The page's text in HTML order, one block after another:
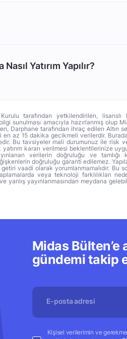
Yatırım Yapılır?
tarafından yetkilendirilen, lisanslı
sunulması amacıyla hazırlanmış olup
Darphane tarafından ihraç edilen Altın
en az 15 dakika gecikmeli verilerdir.
Bu tavsiyeler mali durumunuz ile risk
kararı verilmesi beklentilerinize
verilerin doğruluğu ve
doğruluğu garanti edilemez.
vaadi olarak yorumlanmamalıdır. Bu
veya teknoloji farklılıkları
yanlış yayınlanmasından meydana
Midas
gündemi takip
Kişisel verilerimin ve